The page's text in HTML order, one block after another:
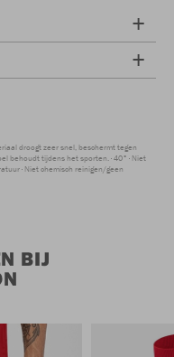
droogt zeer snel, beschermt tegen
behoudt tijdens het sporten. 40° Niet
Niet chemisch reinigen/geen
BIJ